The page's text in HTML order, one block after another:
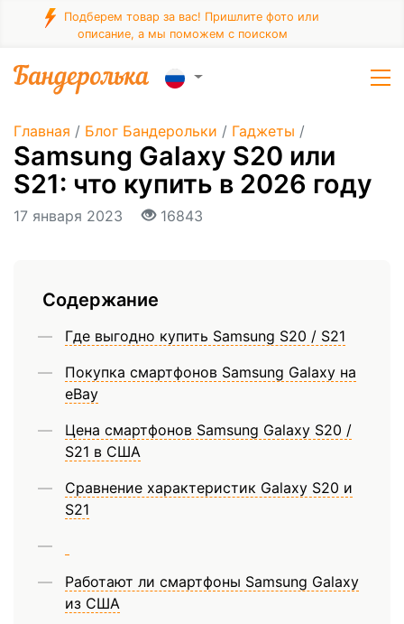
Подберем товар за вас! Пришлите фото или
описание, а мы поможем с поиском
Главная / Блог Бандерольки / Гаджеты /
Samsung Galaxy S20 или
S21: что купить в 2026 году
17 января 2023 16843
Содержание
Где выгодно купить Samsung S20 / S21
Покупка смартфонов Samsung Galaxy на
eBay
Цена смартфонов Samsung Galaxy S20 /
S21 в США
Сравнение характеристик Galaxy S20 и
S21
Работают ли смартфоны Samsung Galaxy
из США